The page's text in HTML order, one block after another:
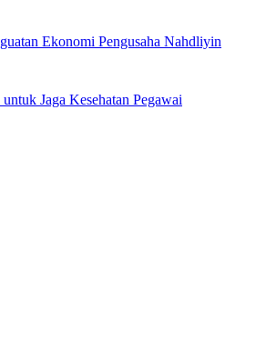
Ekonomi Pengusaha Nahdliyin
Jaga Kesehatan Pegawai